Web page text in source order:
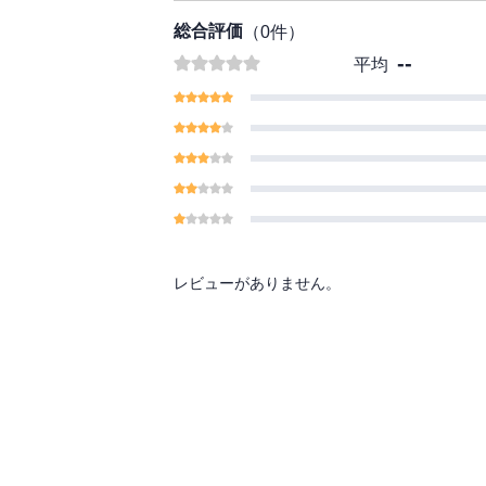
総合評価 （0件）
平均 --
レビューがありません。